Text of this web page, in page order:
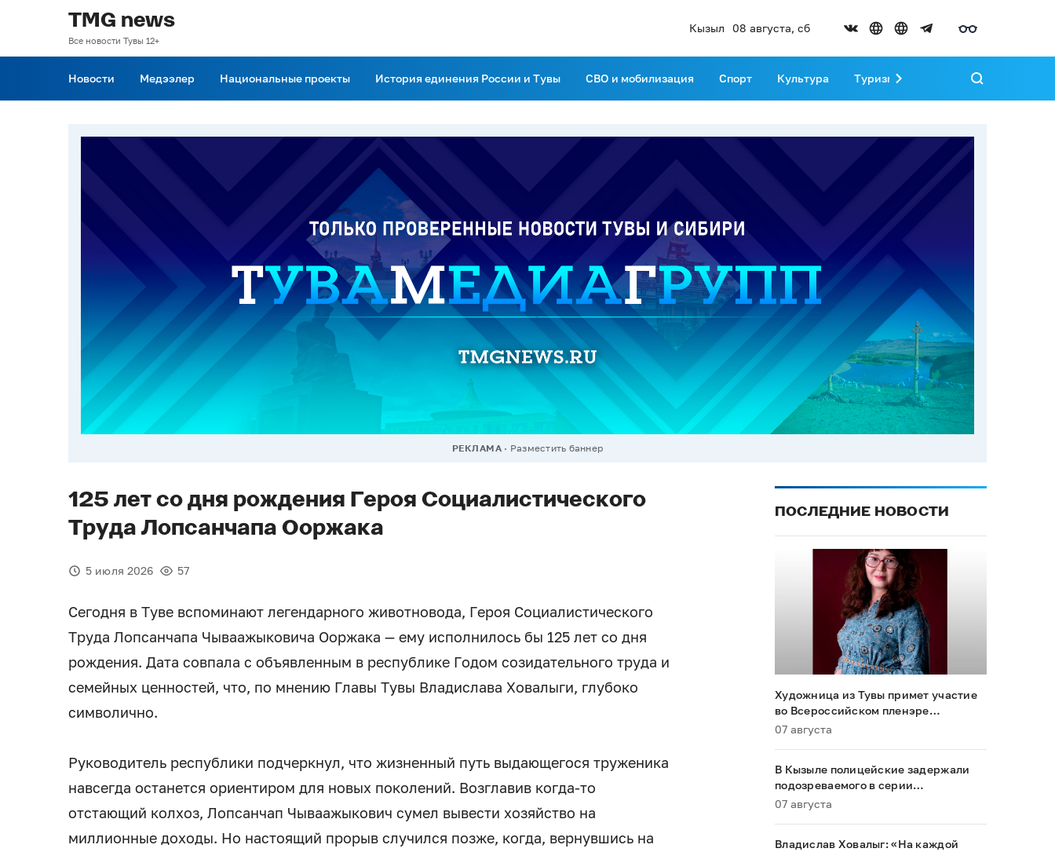
TMG news
Все новости Тувы 12+
Кызыл 08 августа, сб
Новости Медээлер Национальные проекты История единения России и Тувы СВО и мобилизация Спорт Культура Туризм Развитие Тувы
РЕКЛАМА Разместить баннер
125 лет со дня рождения Героя Социалистического
Труда Лопсанчапа Ооржака
5 июля 2026 57
Сегодня в Туве вспоминают легендарного животновода, Героя Социалистического
Труда Лопсанчапа Чываажыковича Ооржака — ему исполнилось бы 125 лет со дня
рождения. Дата совпала с объявленным в республике Годом созидательного труда и
семейных ценностей, что, по мнению Главы Тувы Владислава Ховалыги, глубоко
символично.
Руководитель республики подчеркнул, что жизненный путь выдающегося труженика
навсегда останется ориентиром для новых поколений. Возглавив когда-то
отстающий колхоз, Лопсанчап Чываажыкович сумел вывести хозяйство на
миллионные доходы. Но настоящий прорыв случился позже, когда, вернувшись на
ПОСЛЕДНИЕ НОВОСТИ
Художница из Тувы примет участие
во Всероссийском пленэре
акварелистов в Ханты-Мансийске
07 августа
В Кызыле полицейские задержали
подозреваемого в серии
мошенничеств
07 августа
Владислав Ховалыг: «На каждой